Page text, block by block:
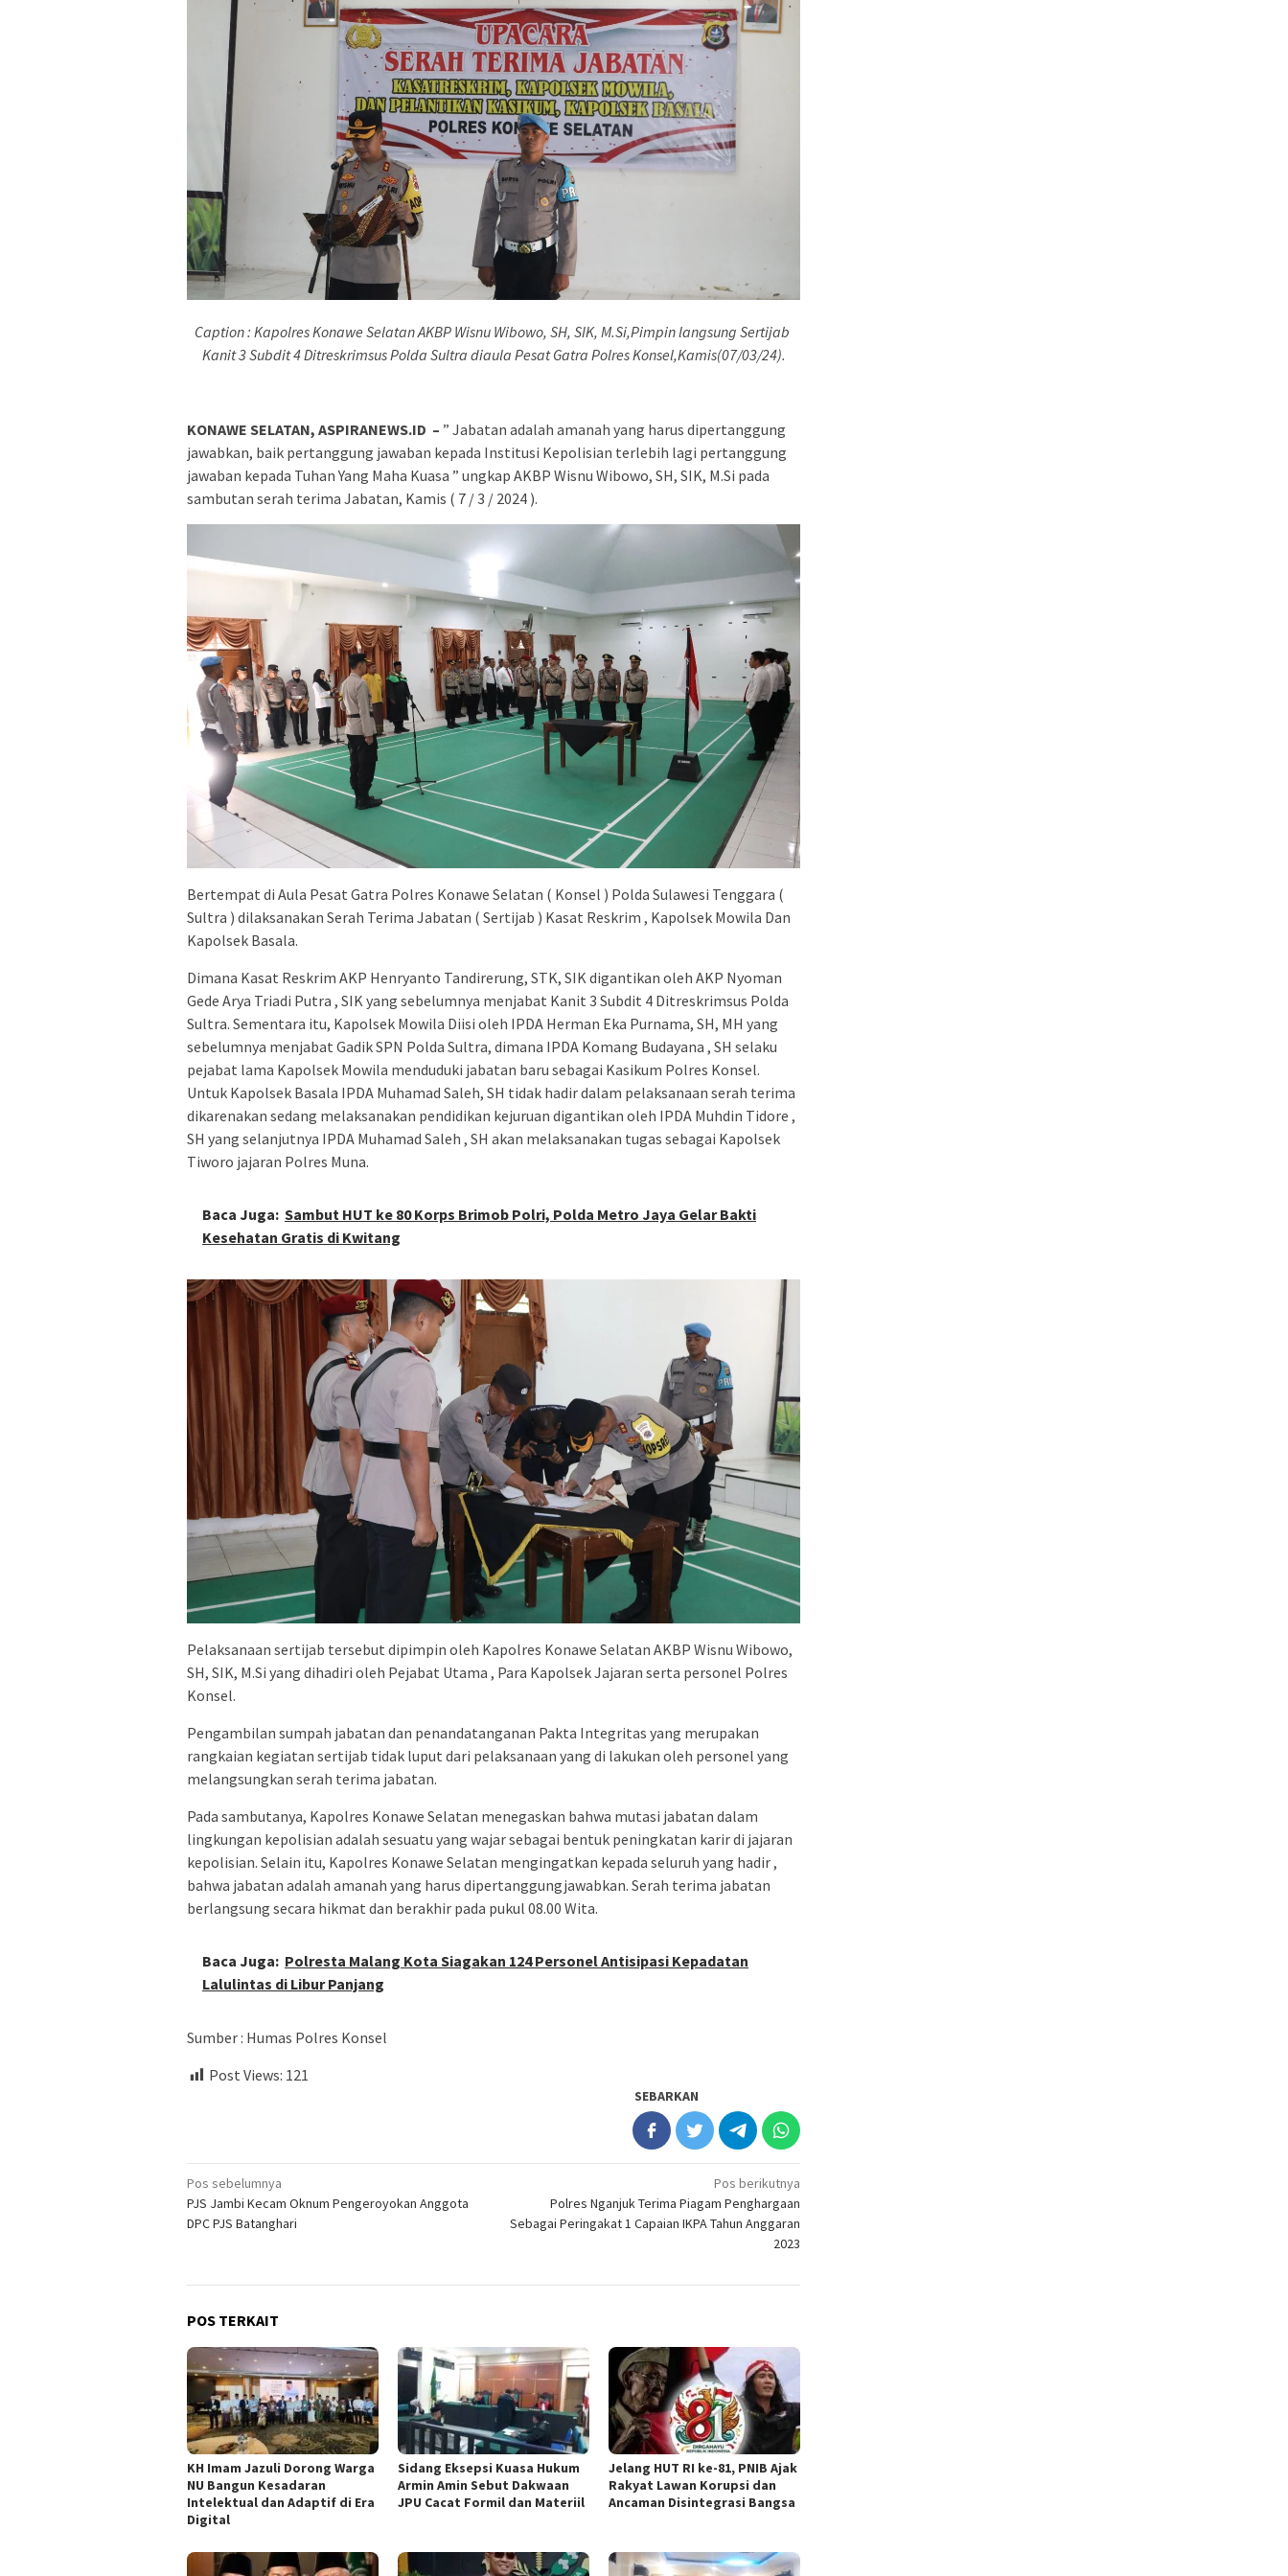
Caption : Kapolres Konawe Selatan AKBP Wisnu Wibowo, SH, SIK, M.Si,Pimpin langsung Sertijab
Kanit 3 Subdit 4 Ditreskrimsus Polda Sultra diaula Pesat Gatra Polres Konsel,Kamis(07/03/24).
KONAWE SELATAN, ASPIRANEWS.ID – ” Jabatan adalah amanah yang harus dipertanggung
jawabkan, baik pertanggung jawaban kepada Institusi Kepolisian terlebih lagi pertanggung
jawaban kepada Tuhan Yang Maha Kuasa ” ungkap AKBP Wisnu Wibowo, SH, SIK, M.Si pada
sambutan serah terima Jabatan, Kamis ( 7 / 3 / 2024 ).
Bertempat di Aula Pesat Gatra Polres Konawe Selatan ( Konsel ) Polda Sulawesi Tenggara (
Sultra ) dilaksanakan Serah Terima Jabatan ( Sertijab ) Kasat Reskrim , Kapolsek Mowila Dan
Kapolsek Basala.
Dimana Kasat Reskrim AKP Henryanto Tandirerung, STK, SIK digantikan oleh AKP Nyoman
Gede Arya Triadi Putra , SIK yang sebelumnya menjabat Kanit 3 Subdit 4 Ditreskrimsus Polda
Sultra. Sementara itu, Kapolsek Mowila Diisi oleh IPDA Herman Eka Purnama, SH, MH yang
sebelumnya menjabat Gadik SPN Polda Sultra, dimana IPDA Komang Budayana , SH selaku
pejabat lama Kapolsek Mowila menduduki jabatan baru sebagai Kasikum Polres Konsel.
Untuk Kapolsek Basala IPDA Muhamad Saleh, SH tidak hadir dalam pelaksanaan serah terima
dikarenakan sedang melaksanakan pendidikan kejuruan digantikan oleh IPDA Muhdin Tidore ,
SH yang selanjutnya IPDA Muhamad Saleh , SH akan melaksanakan tugas sebagai Kapolsek
Tiworo jajaran Polres Muna.
Baca Juga: Sambut HUT ke 80 Korps Brimob Polri, Polda Metro Jaya Gelar Bakti
Kesehatan Gratis di Kwitang
Pelaksanaan sertijab tersebut dipimpin oleh Kapolres Konawe Selatan AKBP Wisnu Wibowo,
SH, SIK, M.Si yang dihadiri oleh Pejabat Utama , Para Kapolsek Jajaran serta personel Polres
Konsel.
Pengambilan sumpah jabatan dan penandatanganan Pakta Integritas yang merupakan
rangkaian kegiatan sertijab tidak luput dari pelaksanaan yang di lakukan oleh personel yang
melangsungkan serah terima jabatan.
Pada sambutanya, Kapolres Konawe Selatan menegaskan bahwa mutasi jabatan dalam
lingkungan kepolisian adalah sesuatu yang wajar sebagai bentuk peningkatan karir di jajaran
kepolisian. Selain itu, Kapolres Konawe Selatan mengingatkan kepada seluruh yang hadir ,
bahwa jabatan adalah amanah yang harus dipertanggungjawabkan. Serah terima jabatan
berlangsung secara hikmat dan berakhir pada pukul 08.00 Wita.
Baca Juga: Polresta Malang Kota Siagakan 124 Personel Antisipasi Kepadatan
Lalulintas di Libur Panjang
Sumber : Humas Polres Konsel
Post Views: 121
SEBARKAN
Navigasi
pos
Pos sebelumnya
PJS Jambi Kecam Oknum Pengeroyokan Anggota
DPC PJS Batanghari
Pos berikutnya
Polres Nganjuk Terima Piagam Penghargaan
Sebagai Peringakat 1 Capaian IKPA Tahun Anggaran
2023
POS TERKAIT
KH Imam Jazuli Dorong Warga
NU Bangun Kesadaran
Intelektual dan Adaptif di Era
Digital
‎Sidang Eksepsi Kuasa Hukum
Armin Amin Sebut Dakwaan
JPU Cacat Formil dan Materiil
Jelang HUT RI ke-81, PNIB Ajak
Rakyat Lawan Korupsi dan
Ancaman Disintegrasi Bangsa